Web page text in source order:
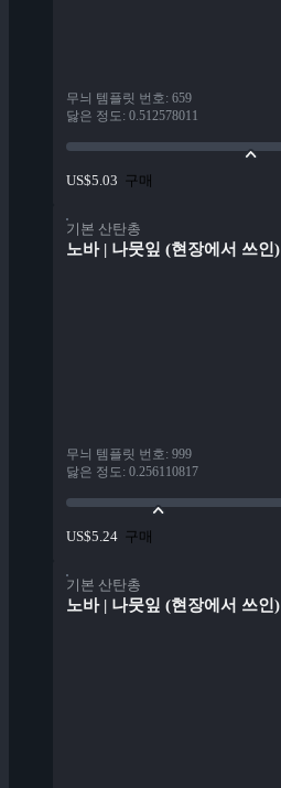
무늬 템플릿 번호: 659
닳은 정도: 0.512578011
US$5.03 구매
기본 산탄총
노바 | 나뭇잎 (현장에서 쓰인)
무늬 템플릿 번호: 999
닳은 정도: 0.256110817
US$5.24 구매
기본 산탄총
노바 | 나뭇잎 (현장에서 쓰인)